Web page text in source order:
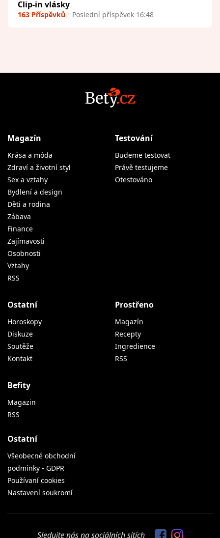
Clip-in vlásky
163 Příspěvků Poslední příspěvek 16:48
Magazín
Krása a móda
Zdraví a životní styl
Sex a vztahy
Bydlení a design
Děti a rodina
Zábava
Finance
Zajímavosti
Osobnosti
Vztahy
RSS
Testování
Budeme testovat
Právě testujeme
Otestováno
Ostatní
Horoskopy
Diskuze
Soutěže
Kontakt
Prostřeno
Magazín
Recepty
Ingredience
RSS
Befity
Magazin
RSS
Ostatní
Všeobecné obchodní
podmínky - GDPR
Používaní cookies
Nastavení soukromí
Sledujte nás na sociálních sítích